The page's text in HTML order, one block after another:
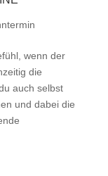
wenn der
die
auch selbst
und dabei die